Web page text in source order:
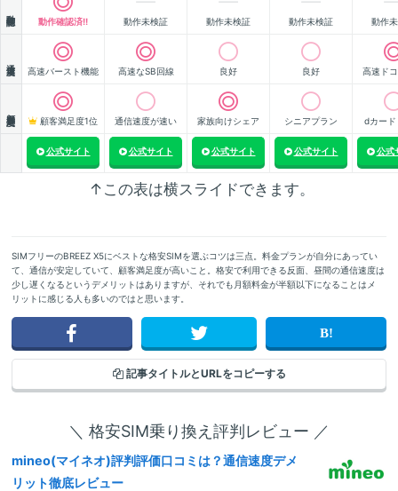
動作確認済!! 動作未検証 動作未検証 動作未検証 動作
高速バースト機能 高速なSB回線 良好 良好 高速ド
顧客満足度1位 通信速度が速い 家族向けシェア シニアプラン dカード
公式サイト 公式サイト 公式サイト 公式サイト 公式
↑この表は横スライドできます。
SIMフリーのBREEZ X5にベストな格安SIMを選ぶコツは三点。料金プランが自分にあってい
て、通信が安定していて、顧客満足度が高いこと。格安で利用できる反面、昼間の通信速度は
少し遅くなるというデメリットはありますが、それでも月額料金が半額以下になることはメ
リットに感じる人も多いのではと思います。
記事タイトルとURLをコピーする
＼ 格安SIM乗り換え評判レビュー ／
mineo(マイネオ)評判評価口コミは？通信速度デメ
リット徹底レビュー